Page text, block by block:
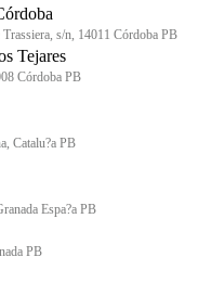
s/n, 14011 Córdoba PB
Tejares
Córdoba PB
Catalu?a PB
Espa?a PB
PB